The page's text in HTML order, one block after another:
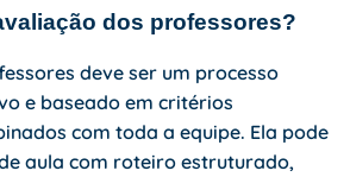
dos professores?
deve ser um processo
e baseado em critérios
com toda a equipe. Ela pode
aula com roteiro estruturado,